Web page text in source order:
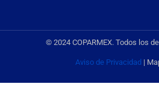
© 2024 COPARMEX. Todos los
Aviso de Privacidad |